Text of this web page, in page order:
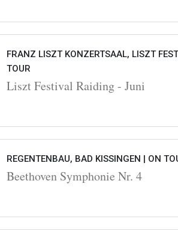
FRANZ LISZT KONZERTSAAL, LISZT
TOUR
Liszt Festival Raiding - Juni
REGENTENBAU, BAD KISSINGEN | ON
Beethoven Symphonie Nr. 4